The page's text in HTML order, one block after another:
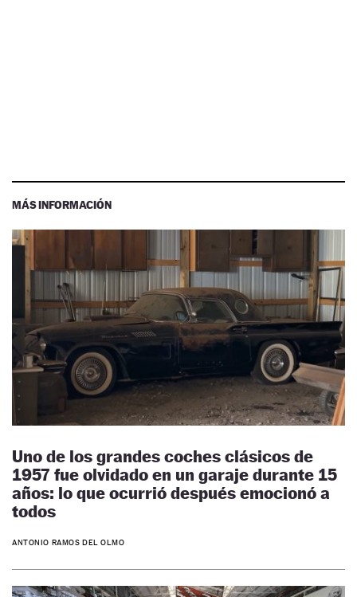
MÁS INFORMACIÓN
Uno de los grandes coches clásicos de
1957 fue olvidado en un garaje durante 15
años: lo que ocurrió después emocionó a
todos
ANTONIO RAMOS DEL OLMO